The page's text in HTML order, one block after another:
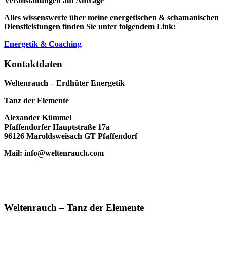
Alles wissenswerte über meine energetischen & schamanischen
Dienstleistungen finden Sie unter folgendem Link:
Energetik & Coaching
Kontaktdaten
Weltenrauch – Erdhüter Energetik
Tanz der Elemente
Alexander Kümmel
Pfaffendorfer Hauptstraße 17a
96126 Maroldsweisach GT Pfaffendorf
Mail: info@weltenrauch.com
Weltenrauch – Tanz der Elemente